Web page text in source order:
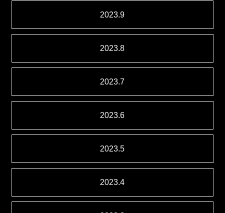
2023.9
2023.8
2023.7
2023.6
2023.5
2023.4